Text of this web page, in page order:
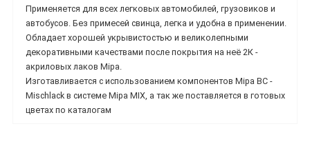
Применяется для всех легковых автомобилей, грузовиков и
автобусов. Без примесей свинца, легка и удобна в применении.
Обладает хорошей укрывистостью и великолепными
декоративными качествами после покрытия на неё 2К -
акриловых лаков Mipa.
Изготавливается с использованием компонентов Mipa BC -
Mischlack в системе Mipa MIX, а так же поставляется в готовых
цветах по каталогам